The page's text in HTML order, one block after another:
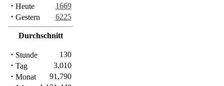
· Heute 1669
· Gestern 6225
Durchschnitt
· Stunde 130
· Tag 3,010
· Monat 91,790